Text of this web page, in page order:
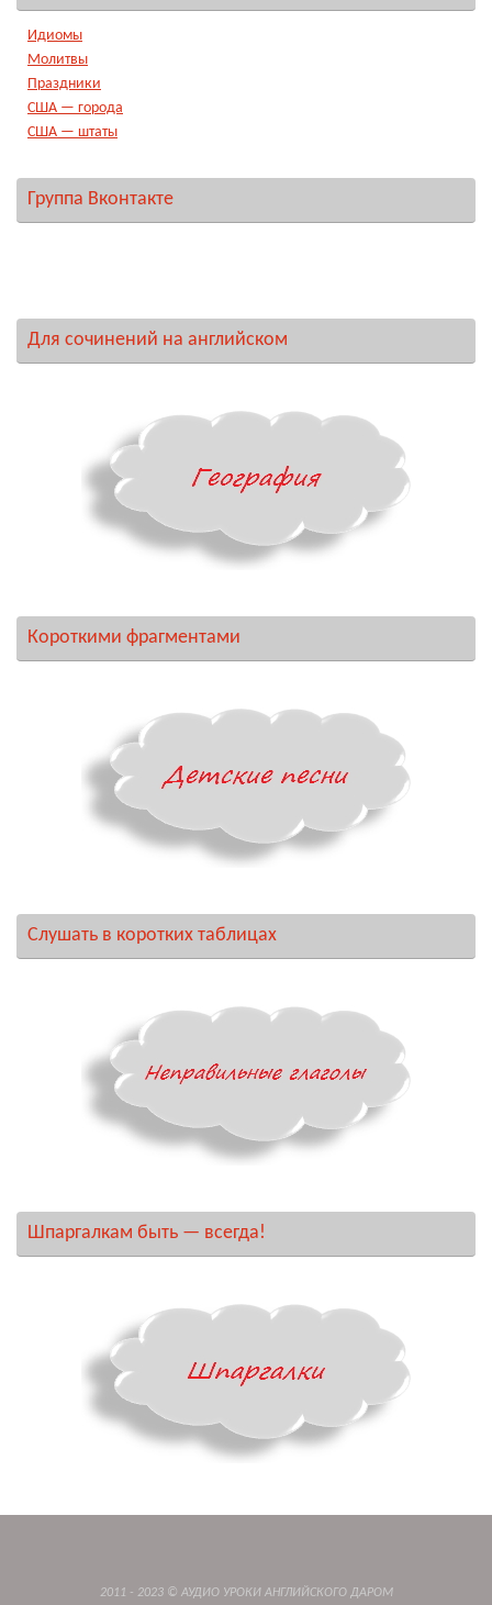
Идиомы
Молитвы
Праздники
США — города
США — штаты
Группа Вконтакте
Для сочинений на английском
Короткими фрагментами
Слушать в коротких таблицах
Шпаргалкам быть — всегда!
2011 - 2023 © АУДИО УРОКИ АНГЛИЙСКОГО ДАРОМ